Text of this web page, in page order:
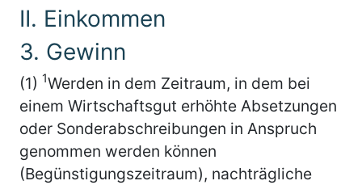
II. Einkommen
3. Gewinn
(1) 1Werden in dem Zeitraum, in dem bei
einem Wirtschaftsgut erhöhte Absetzungen
oder Sonderabschreibungen in Anspruch
genommen werden können
(Begünstigungszeitraum), nachträgliche